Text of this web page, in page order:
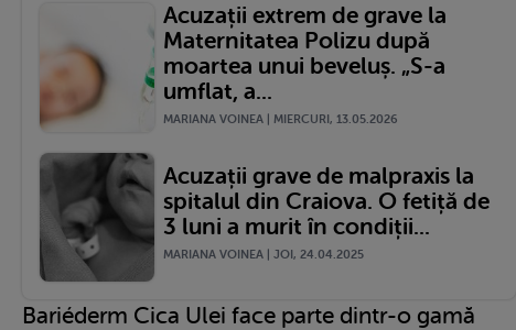
Acuzații extrem de grave la
Maternitatea Polizu după
moartea unui beveluș. „S-a
umflat, a...
MARIANA VOINEA | MIERCURI, 13.05.2026
Acuzații grave de malpraxis la
spitalul din Craiova. O fetiță de
3 luni a murit în condiții...
MARIANA VOINEA | JOI, 24.04.2025
Bariéderm Cica Ulei face parte dintr-o gamă